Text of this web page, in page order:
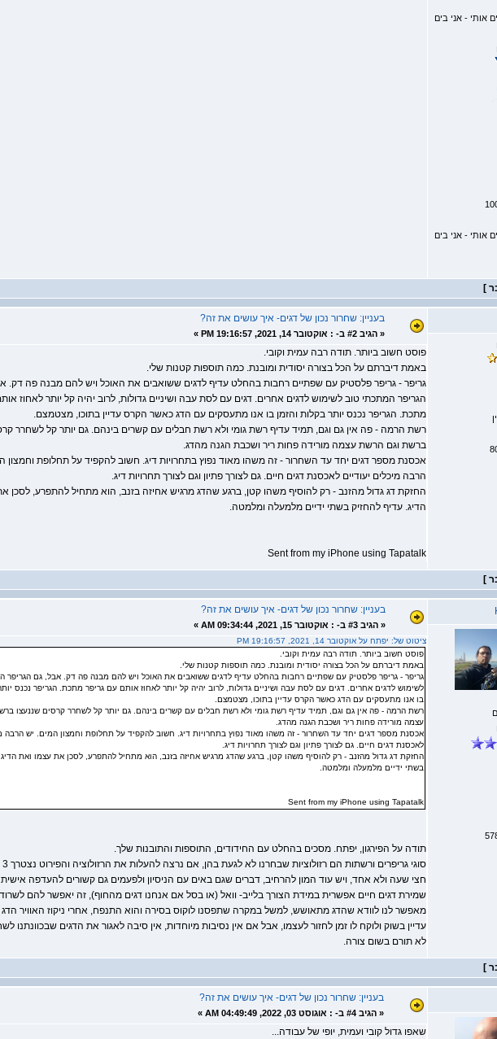
אותי - אני בים
אותי - אני בים
בעניין: שחרור נכון של דגים- איך עושים את זה?
« הגיב #2 ב- : אוקטובר 14, 2021, 19:16:57 PM »
פוסט חשוב ביותר. תודה רבה עמית וקובי.
באמת דיברתם על הכל בצורה יסודית ומובנת. כמה תוספות קטנות שלי.
גריפר - גריפר פלסטיק עם שפתיים רחבות בהחלט עדיף לדגים ששואבים את האוכל ויש להם מבנה פה דק.
הגריפר המתכתי טוב לשימוש לדגים אחרים. דגים עם לסת עבה ושיניים גדולות, לרוב יהיה קל יותר לאחוז
מתכת. הגריפר נכנס יותר בקלות והזמן בו אנו מתעסקים עם הדג כאשר הקרס עדיין בתוכו, מצטמצם.
רשת הרמה - פה אין גם וגם, תמיד עדיף רשת גומי ולא רשת חבלים עם קשרים בינהם. גם יותר קל לשחרר
ברשת וגם הרשת עצמה מורידה פחות ריר ושכבת הגנה מהדג.
אכסנת מספר דגים יחד עד השחרור - זה משהו מאוד נפוץ בתחרויות דיג. חשוב להקפיד על תחלופת וחמצון
הרבה מיכלים יעודיים לאכסנת דגים חיים. גם לצורך פתיון וגם לצורך תחרויות דיג.
החזקת דג גדול מהזנב - רק להוסיף משהו קטן, ברגע שהדג מרגיש אחיזה בזנב, הוא מתחיל להתפרע, לסכן
הדיג. עדיף להחזיק בשתי ידיים מלמעלה ומלמטה.
Sent from my iPhone using Tapatalk
בעניין: שחרור נכון של דגים- איך עושים את זה?
« הגיב #3 ב- : אוקטובר 15, 2021, 09:34:44 AM »
ציטוט של: יפתח על אוקטובר 14, 2021, 19:16:57 PM
פוסט חשוב ביותר. תודה רבה עמית וקובי.
באמת דיברתם על הכל בצורה יסודית ומובנת. כמה תוספות קטנות שלי.
גריפר - גריפר פלסטיק עם שפתיים רחבות בהחלט עדיף לדגים ששואבים את האוכל ויש להם מבנה פה דק. אבל, גם הגריפר
לשימוש לדגים אחרים. דגים עם לסת עבה ושיניים גדולות, לרוב יהיה קל יותר לאחוז אותם עם גריפר מתכת. הגריפר נכנס
בו אנו מתעסקים עם הדג כאשר הקרס עדיין בתוכו, מצטמצם.
רשת הרמה - פה אין גם וגם, תמיד עדיף רשת גומי ולא רשת חבלים עם קשרים בינהם. גם יותר קל לשחרר קרסים שננעצו
עצמה מורידה פחות ריר ושכבת הגנה מהדג.
אכסנת מספר דגים יחד עד השחרור - זה משהו מאוד נפוץ בתחרויות דיג. חשוב להקפיד על תחלופת וחמצון המים. יש הרבה
לאכסנת דגים חיים. גם לצורך פתיון וגם לצורך תחרויות דיג.
החזקת דג גדול מהזנב - רק להוסיף משהו קטן, ברגע שהדג מרגיש אחיזה בזנב, הוא מתחיל להתפרע, לסכן את עצמו ואת
בשתי ידיים מלמעלה ומלמטה.
Sent from my iPhone using Tapatalk
תודה על הפירגון, יפתח. מסכים בהחלט עם החידודים, התוספות והתובנות שלך.
חצי שעה ולא אחד, ויש עוד המון להרחיב, דברים שגם באים עם הניסיון ולפעמים גם קשורים להעדפה אישית
שמירת דגים חיים אפשרית במידת הצורך בלייב- וואל (או בסל אם אנחנו דגים מהחוף), זה יאפשר להם
מאפשר לנו לוודא שהדג מתאושש, למשל במקרה שתפסנו לוקוס בסירה והוא התנפח, אחרי ניקוז האוויר
עדיין בשוק ולוקח לו זמן לחזור לעצמו, אבל אם אין נסיבות מיוחדות, אין סיבה לאגור את הדגים שבכוונתנו
לא תורם בשום צורה.
בעניין: שחרור נכון של דגים- איך עושים את זה?
« הגיב #4 ב- : אוגוסט 03, 2022, 04:49:49 AM »
שאפו גדול קובי ועמית, יופי של עבודה...